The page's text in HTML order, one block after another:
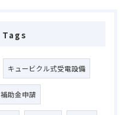
Tags
キュービクル式受電設備
補助金申請